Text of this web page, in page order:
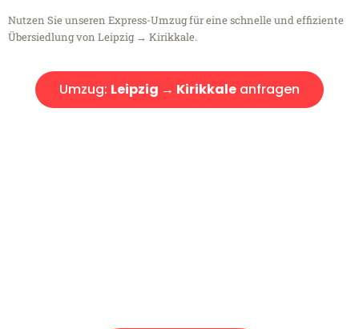
Nutzen Sie unseren Express-Umzug für eine schnelle und effiziente
Übersiedlung von Leipzig → Kirikkale.
Umzug: Leipzig → Kirikkale anfragen